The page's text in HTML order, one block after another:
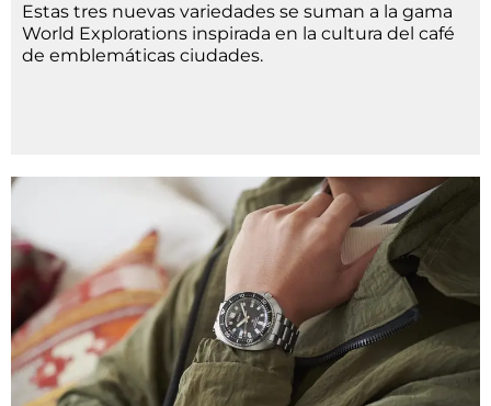
Estas tres nuevas variedades se suman a la gama
World Explorations inspirada en la cultura del café
de emblemáticas ciudades.